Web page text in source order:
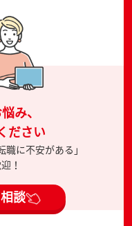
み、
ださい
職に不安がある」
！
談